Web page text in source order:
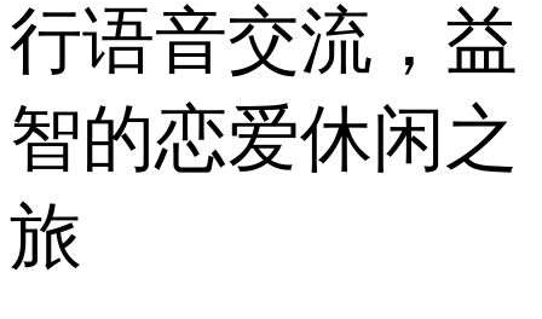
行语音交流，益
智的恋爱休闲之
旅